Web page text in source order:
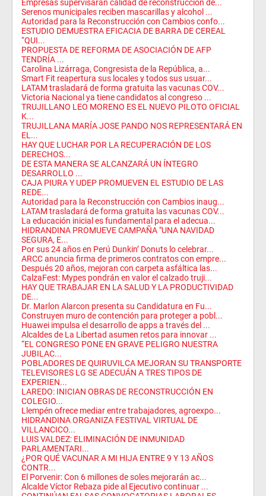
Empresas supervisarán calidad de reconstrucción de...
Serenos municipales reciben mascarillas y alcohol ...
Autoridad para la Reconstrucción con Cambios confo...
ESTUDIO DEMUESTRA EFICACIA DE BARRA DE CEREAL
“QUI...
PROPUESTA DE REFORMA DE ASOCIACIÓN DE AFP
TENDRÍA ...
Carolina Lizárraga, Congresista de la República, a...
Smart Fit reapertura sus locales y todos sus usuar...
LATAM trasladará de forma gratuita las vacunas COV...
Victoria Nacional ya tiene candidatos al congreso ...
TRUJILLANO LEO MORENO ES EL NUEVO PILOTO OFICIAL
K...
TRUJILLANA MARÍA JOSE PANDO NOS REPRESENTARÁ EN
EL...
HAY QUE LUCHAR POR LA RECUPERACIÓN DE LOS
DERECHOS...
DE ESTA MANERA SE ALCANZARÁ UN ÍNTEGRO
DESARROLLO ...
CAJA PIURA Y UDEP PROMUEVEN EL ESTUDIO DE LAS
REDE...
Autoridad para la Reconstrucción con Cambios inaug...
LATAM trasladará de forma gratuita las vacunas COV...
La educación inicial es fundamental para el adecua...
HIDRANDINA PROMUEVE CAMPAÑA "UNA NAVIDAD
SEGURA, E...
Por sus 24 años en Perú Dunkin’ Donuts lo celebrar...
ARCC anuncia firma de primeros contratos con empre...
Después 20 años, mejoran con carpeta asfáltica las...
CalzaFest: Mypes pondrán en valor el calzado truji...
HAY QUE TRABAJAR EN LA SALUD Y LA PRODUCTIVIDAD
DE...
Dr. Marlon Alarcon presenta su Candidatura en Fu...
Construyen muro de contención para proteger a pobl...
Huawei impulsa el desarrollo de apps a través del ...
Alcaldes de La Libertad asumen retos para innovar ...
“EL CONGRESO PONE EN GRAVE PELIGRO NUESTRA
JUBILAC...
POBLADORES DE QUIRUVILCA MEJORAN SU TRANSPORTE
TELEVISORES LG SE ADECUÁN A TRES TIPOS DE
EXPERIEN...
LAREDO: INICIAN OBRAS DE RECONSTRUCCIÓN EN
COLEGIO...
Llempén ofrece mediar entre trabajadores, agroexpo...
HIDRANDINA ORGANIZA FESTIVAL VIRTUAL DE
VILLANCICO...
LUIS VALDEZ: ELIMINACIÓN DE INMUNIDAD
PARLAMENTARI...
¿POR QUÉ VACUNAR A MI HIJA ENTRE 9 Y 13 AÑOS
CONTR...
El Porvenir: Con 6 millones de soles mejorarán ac...
Alcalde Víctor Rebaza pide al Ejecutivo continuar ...